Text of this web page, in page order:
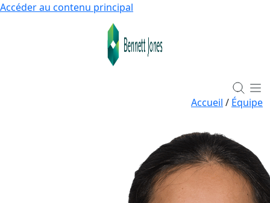
Accéder au contenu principal
Accueil / Équipe